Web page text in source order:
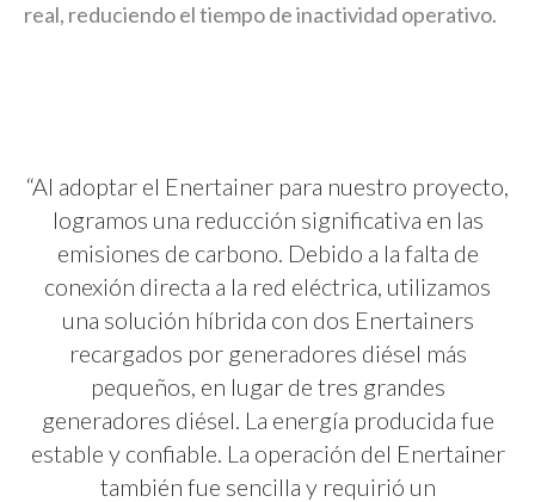
real, reduciendo el tiempo de inactividad operativo.
“Al adoptar el Enertainer para nuestro proyecto,
logramos una reducción significativa en las
emisiones de carbono. Debido a la falta de
conexión directa a la red eléctrica, utilizamos
una solución híbrida con dos Enertainers
recargados por generadores diésel más
pequeños, en lugar de tres grandes
generadores diésel. La energía producida fue
estable y confiable. La operación del Enertainer
también fue sencilla y requirió un